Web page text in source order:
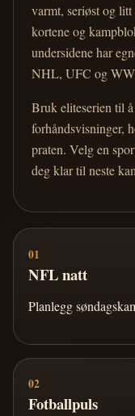
varmt, seriøst og
kortene og
undersidene har
NHL, UFC og
Bruk eliteserien til
forhåndsvisninger,
praten. Velg en
deg klar til neste
01
NFL natt
Planlegg
02
Fotballpuls